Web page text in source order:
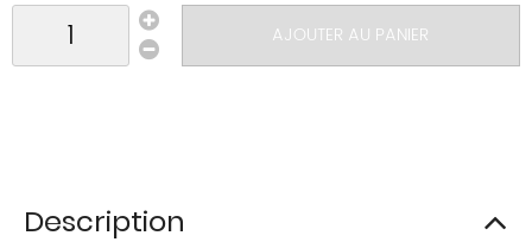
AJOUTER AU PANIER
Description